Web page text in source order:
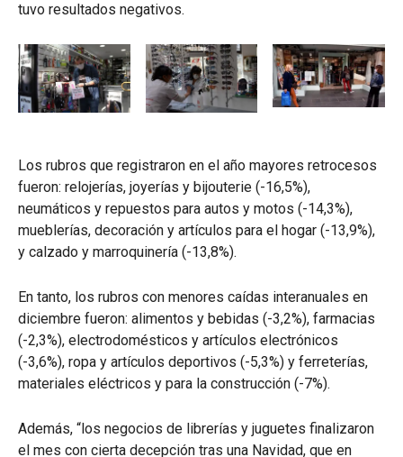
tuvo resultados negativos.
Los rubros que registraron en el año mayores retrocesos
fueron: relojerías, joyerías y bijouterie (-16,5%),
neumáticos y repuestos para autos y motos (-14,3%),
mueblerías, decoración y artículos para el hogar (-13,9%),
y calzado y marroquinería (-13,8%).
En tanto, los rubros con menores caídas interanuales en
diciembre fueron: alimentos y bebidas (-3,2%), farmacias
(-2,3%), electrodomésticos y artículos electrónicos
(-3,6%), ropa y artículos deportivos (-5,3%) y ferreterías,
materiales eléctricos y para la construcción (-7%).
Además, “los negocios de librerías y juguetes finalizaron
el mes con cierta decepción tras una Navidad, que en